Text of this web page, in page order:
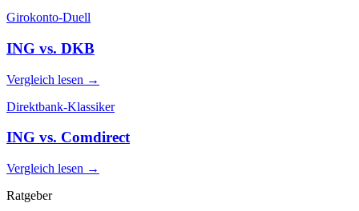
Girokonto-Duell
ING vs. DKB
Vergleich lesen →
Direktbank-Klassiker
ING vs. Comdirect
Vergleich lesen →
Ratgeber